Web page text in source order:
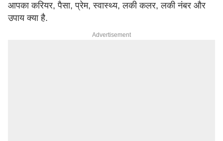
आपका करियर, पैसा, प्रेम, स्वास्थ्य, लकी कलर, लकी नंबर और
उपाय क्या है.
Advertisement